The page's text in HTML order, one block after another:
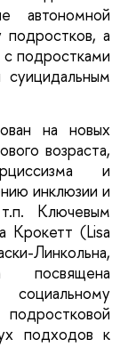
автономной
подростков, а
подростками
на новых
возраста,
и
инклюзии и
Ключевым
Крокетт (Lisa
Линкольна,
социальному
подходов к